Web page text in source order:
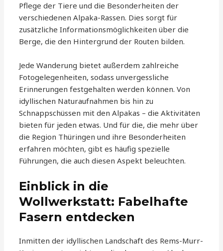
Pflege der Tiere und die Besonderheiten der
verschiedenen Alpaka-Rassen. Dies sorgt für
zusätzliche Informationsmöglichkeiten über die
Berge, die den Hintergrund der Routen bilden.
Jede Wanderung bietet außerdem zahlreiche
Fotogelegenheiten, sodass unvergessliche
Erinnerungen festgehalten werden können. Von
idyllischen Naturaufnahmen bis hin zu
Schnappschüssen mit den Alpakas – die Aktivitäten
bieten für jeden etwas. Und für die, die mehr über
die Region Thüringen und ihre Besonderheiten
erfahren möchten, gibt es häufig spezielle
Führungen, die auch diesen Aspekt beleuchten.
Einblick in die
Wollwerkstatt: Fabelhafte
Fasern entdecken
Inmitten der idyllischen Landschaft des Rems-Murr-